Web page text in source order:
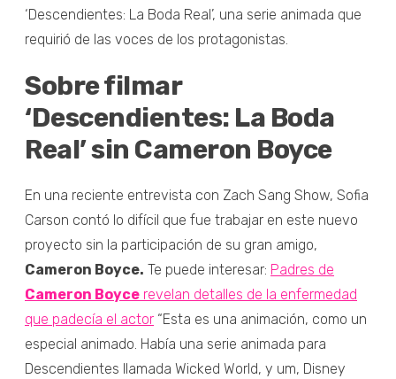
‘Descendientes: La Boda Real’, una serie animada que
requirió de las voces de los protagonistas.
Sobre filmar
‘Descendientes: La Boda
Real’ sin Cameron Boyce
En una reciente entrevista con Zach Sang Show, Sofia
Carson contó lo difícil que fue trabajar en este nuevo
proyecto sin la participación de su gran amigo,
Cameron Boyce. Te puede interesar: Padres de
Cameron Boyce revelan detalles de la enfermedad
que padecía el actor “Esta es una animación, como un
especial animado. Había una serie animada para
Descendientes llamada Wicked World, y um, Disney